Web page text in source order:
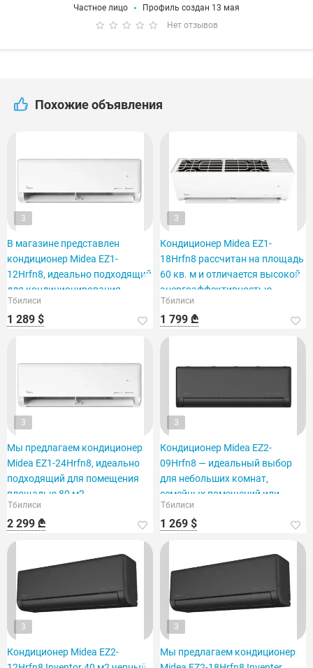
Частное лицо
Профиль создан 13 мая
Нет отзывов
Похожие объявления
3
В магазине представлен
кондиционер Midea EZ1-
12Hrfn8, идеально подходящий
для кондиционирования
помещения площадью 40 м2.
Тбилиси
1 289 $
3
Кондиционер Midea EZ1-
18Hrfn8 рассчитан на площадь
60 кв. м и отличается высокой
энергоэффективностью.
Тбилиси
1 799 ₾
3
Мы предлагаем кондиционер
Midea EZ1-24Hrfn8, идеально
подходящий для помещения
площадью 80 м2.
Тбилиси
2 299 ₾
3
Кондиционер Midea EZ2-
09Hrfn8 — идеальный выбор
для небольших комнат,
семейных помещений или
офисов.
Тбилиси
1 269 $
3
Кондиционер Midea EZ2-
3
Мы предлагаем кондиционер